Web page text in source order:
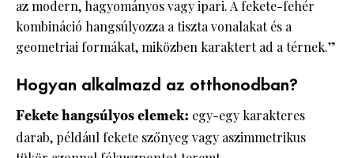
az modern, hagyományos vagy ipari. A fekete-fehér
kombináció hangsúlyozza a tiszta vonalakat és a
geometriai formákat, miközben karaktert ad a térnek.”
Hogyan alkalmazd az otthonodban?
Fekete hangsúlyos elemek: egy-egy karakteres
darab, például fekete szőnyeg vagy aszimmetrikus